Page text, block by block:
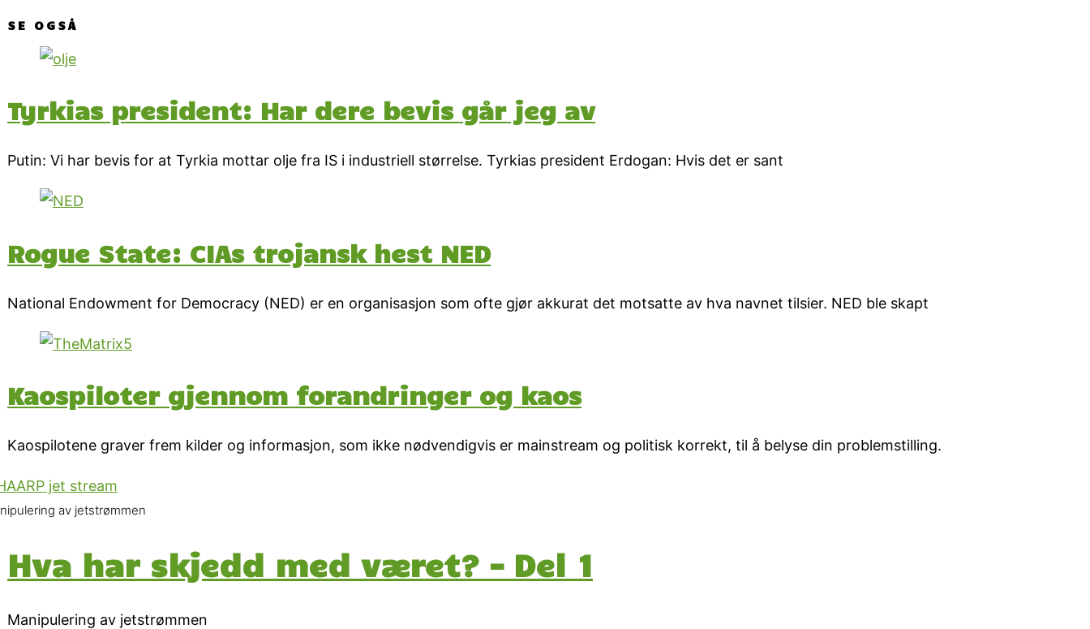
SE OGSÅ
Tyrkias president: Har dere bevis går jeg av
Putin: Vi har bevis for at Tyrkia mottar olje fra IS i industriell størrelse. Tyrkias president Erdogan: Hvis det er sant
Rogue State: CIAs trojansk hest NED
National Endowment for Democracy (NED) er en organisasjon som ofte gjør akkurat det motsatte av hva navnet tilsier. NED ble skapt
Kaospiloter gjennom forandringer og kaos
Kaospilotene graver frem kilder og informasjon, som ikke nødvendigvis er mainstream og politisk korrekt, til å belyse din problemstilling.
av jetstrømmen
Hva har skjedd med været? – Del 1
Manipulering av jetstrømmen